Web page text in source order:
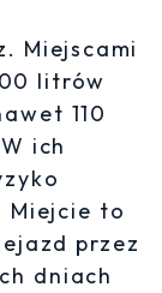
Miejscami
litrów
110
ich
Miejcie to
przez
dniach